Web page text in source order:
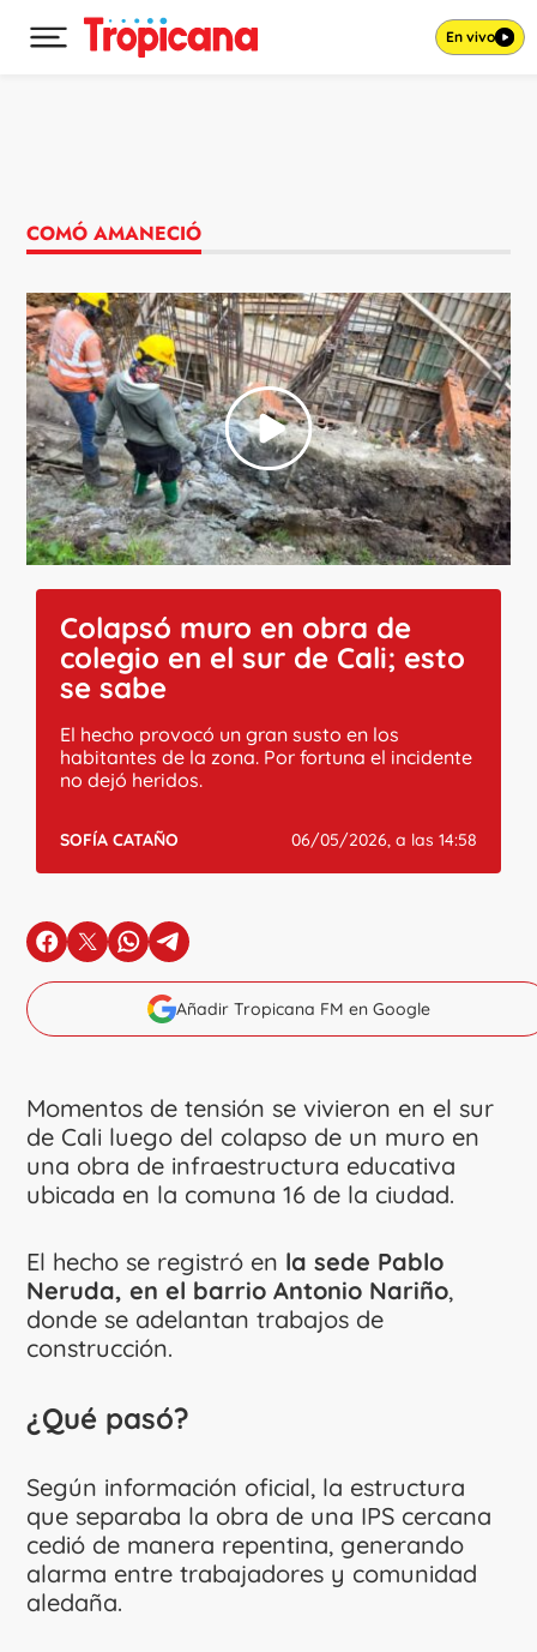
Desplegar menú principal En vivo
COMÓ AMANECIÓ
Colapsó muro en obra de
colegio en el sur de Cali; esto
se sabe
El hecho provocó un gran susto en los
habitantes de la zona. Por fortuna el incidente
no dejó heridos.
SOFÍA CATAÑO 06/05/2026, a las 14:58
en Facebook
en Xen Whatsapp
en Telegram
Añadir Tropicana FM en Google
Momentos de tensión se vivieron en el sur
de Cali luego del colapso de un muro en
una obra de infraestructura educativa
ubicada en la comuna 16 de la ciudad.
El hecho se registró en la sede Pablo
Neruda, en el barrio Antonio Nariño,
donde se adelantan trabajos de
construcción.
¿Qué pasó?
Según información oficial, la estructura
que separaba la obra de una IPS cercana
cedió de manera repentina, generando
alarma entre trabajadores y comunidad
aledaña.